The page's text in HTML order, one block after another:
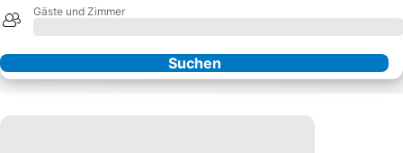
Gäste und Zimmer
Suchen
Unsere Partner